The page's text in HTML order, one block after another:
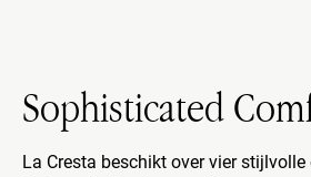
Sophisticated
La Cresta beschikt over vier